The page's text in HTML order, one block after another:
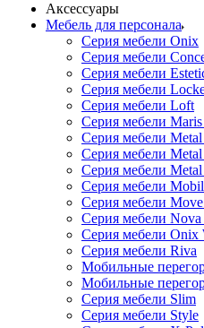
Аксессуары
Мебель для персонала
Серия мебели Onix
Серия мебели
Серия мебели
Серия мебели
Серия мебели Loft
Серия мебели
Серия мебели
Серия мебели
Серия мебели Metal
Серия мебели
Серия мебели
Серия мебели Nova
Серия мебели Onix
Серия мебели Riva
Мобильные
Мобильные
Серия мебели Slim
Серия мебели Style